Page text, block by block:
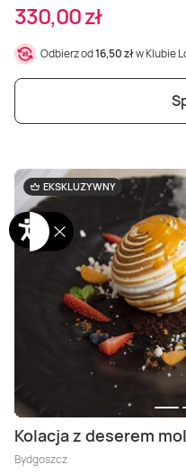
330,00 zł
Odbierz od16,50 złw Klubie
EKSKLUZYWNY
Kolacja z deserem
Bydgoszcz